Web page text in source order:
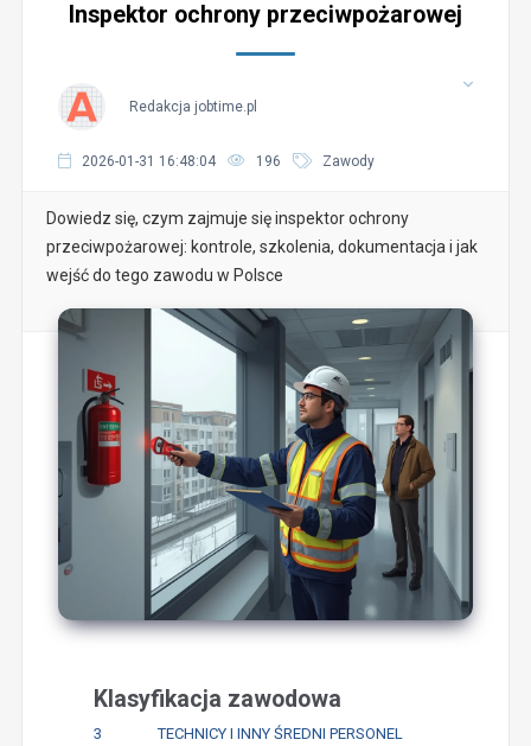
Inspektor ochrony przeciwpożarowej
Redakcja jobtime.pl
2026-01-31 16:48:04 196 Zawody
Dowiedz się, czym zajmuje się inspektor ochrony
przeciwpożarowej: kontrole, szkolenia, dokumentacja i jak
wejść do tego zawodu w Polsce
Klasyfikacja zawodowa
3
TECHNICY I INNY ŚREDNI PERSONEL